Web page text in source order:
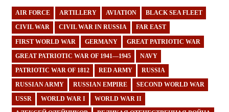
AIR FORCE ARTILLERY AVIATION BLACK SEA FLEET
CIVIL WAR CIVIL WAR IN RUSSIA FAR EAST
FIRST WORLD WAR GERMANY GREAT PATRIOTIC WAR
GREAT PATRIOTIC WAR OF 1941—1945 NAVY
PATRIOTIC WAR OF 1812 RED ARMY RUSSIA
RUSSIAN ARMY RUSSIAN EMPIRE SECOND WORLD WAR
USSR WORLD WAR I WORLD WAR II